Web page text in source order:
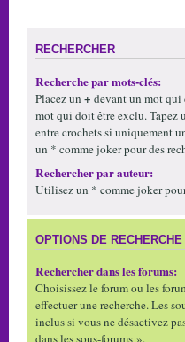
RECHERCHER
Recherche par mots-clés:
Placez un + devant un mot qui
mot qui doit être exclu. Tapez
entre crochets si uniquement
un * comme joker pour des
Rechercher par auteur:
Utilisez un * comme joker
OPTIONS DE RECHERCHE
Rechercher dans les forums:
Choisissez le forum ou les
effectuer une recherche. Les
inclus si vous ne désactivez
dans les sous-forums ».